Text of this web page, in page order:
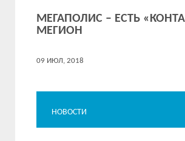
МЕГАПОЛИС – ЕСТЬ
МЕГИОН
09 ИЮЛ, 2018
НОВОСТИ